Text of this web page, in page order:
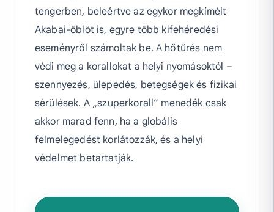
tengerben, beleértve az egykor megkímélt
Akabai-öblöt is, egyre több kifehéredési
eseményről számoltak be. A hőtűrés nem
védi meg a korallokat a helyi nyomásoktól –
szennyezés, ülepedés, betegségek és fizikai
sérülések. A „szuperkorall” menedék csak
akkor marad fenn, ha a globális
felmelegedést korlátozzák, és a helyi
védelmet betartatják.